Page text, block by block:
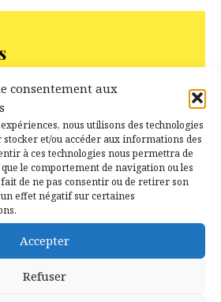
consentement aux
nous utilisons des technologies
stocker et/ou accéder aux informations des
à ces technologies nous permettra de
le comportement de navigation ou les
de ne pas consentir ou de retirer son
effet négatif sur certaines
Accepter
Refuser
2026
a 10 ans jour pour jour –
le 15 juillet 2016
2026
Boulangerie à Campénéac
juin 2026